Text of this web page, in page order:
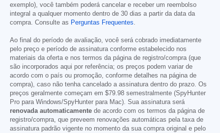
exemplo), você também poderá cancelar e receber um reembolso
integral a qualquer momento dentro de 30 dias a partir da data da
compra. Consulte as Perguntas Frequentes
Ao final do período de avaliação, você será cobrado imediatamente
pelo preço e período de assinatura conforme estabelecido nos
materiais da oferta e nos termos da página de registro/compra (que
são incorporados aqui por referência; os preços podem variar de
acordo com o país ou promoção, conforme detalhes na página de
compra), caso não tenha cancelado a assinatura dentro do prazo. Os
preços geralmente começam em $79.98 semestralmente (SpyHunter
Pro para Windows/SpyHunter para Mac). Sua assinatura será
renovada automaticamente de acordo com os termos da página de
registro/compra, que preveem renovações automáticas pela taxa de
assinatura padrão vigente no momento da sua compra original e pelo